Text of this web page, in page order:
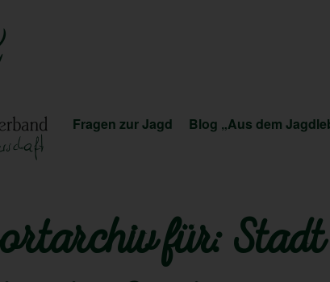
Fragen zur Jagd Blog „Aus dem
für: Stadt